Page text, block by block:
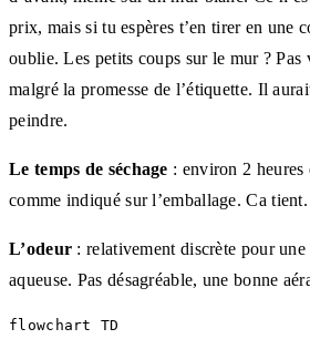
prix, mais si tu espères t’en tirer en une
oublie. Les petits coups sur le mur ? Pas
malgré la promesse de l’étiquette. Il
peindre.
Le temps de séchage : environ 2 heures
comme indiqué sur l’emballage. Ca tient.
L’odeur : relativement discrète pour une
aqueuse. Pas désagréable, une bonne
flowchart TD